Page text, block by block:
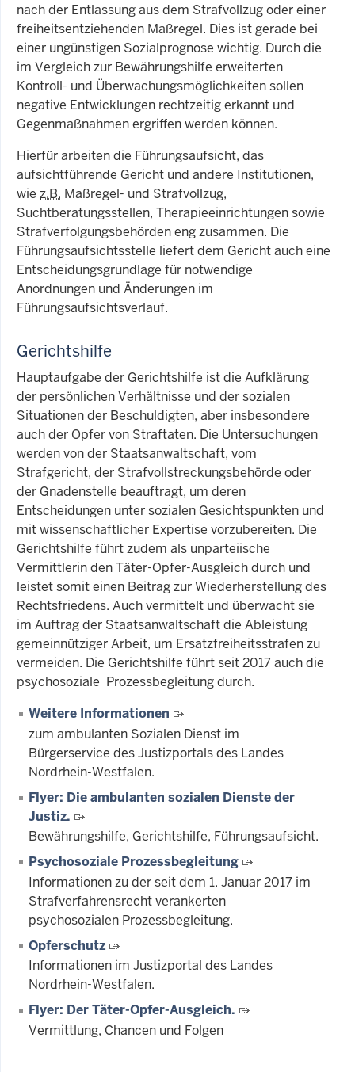
nach der Entlassung aus dem Strafvollzug oder einer
freiheitsentziehenden Maßregel. Dies ist gerade bei
einer ungünstigen Sozialprognose wichtig. Durch die
im Vergleich zur Bewährungshilfe erweiterten
Kontroll- und Überwachungsmöglichkeiten sollen
negative Entwicklungen rechtzeitig erkannt und
Gegenmaßnahmen ergriffen werden können.
Hierfür arbeiten die Führungsaufsicht, das
aufsichtführende Gericht und andere Institutionen,
wie z.B. Maßregel- und Strafvollzug,
Suchtberatungsstellen, Therapieeinrichtungen sowie
Strafverfolgungsbehörden eng zusammen. Die
Führungsaufsichtsstelle liefert dem Gericht auch eine
Entscheidungsgrundlage für notwendige
Anordnungen und Änderungen im
Führungsaufsichtsverlauf.
Gerichtshilfe
Hauptaufgabe der Gerichtshilfe ist die Aufklärung
der persönlichen Verhältnisse und der sozialen
Situationen der Beschuldigten, aber insbesondere
auch der Opfer von Straftaten. Die Untersuchungen
werden von der Staatsanwaltschaft, vom
Strafgericht, der Strafvollstreckungsbehörde oder
der Gnadenstelle beauftragt, um deren
Entscheidungen unter sozialen Gesichtspunkten und
mit wissenschaftlicher Expertise vorzubereiten. Die
Gerichtshilfe führt zudem als unparteiische
Vermittlerin den Täter-Opfer-Ausgleich durch und
leistet somit einen Beitrag zur Wiederherstellung des
Rechtsfriedens. Auch vermittelt und überwacht sie
im Auftrag der Staatsanwaltschaft die Ableistung
gemeinnütziger Arbeit, um Ersatzfreiheitsstrafen zu
vermeiden. Die Gerichtshilfe führt seit 2017 auch die
psychosoziale Prozessbegleitung durch.
Weitere Informationen
zum ambulanten Sozialen Dienst im
Bürgerservice des Justizportals des Landes
Nordrhein-Westfalen.
Flyer: Die ambulanten sozialen Dienste der
Justiz.
Bewährungshilfe, Gerichtshilfe, Führungsaufsicht.
Psychosoziale Prozessbegleitung
Informationen zu der seit dem 1. Januar 2017 im
Strafverfahrensrecht verankerten
psychosozialen Prozessbegleitung.
Opferschutz
Informationen im Justizportal des Landes
Nordrhein-Westfalen.
Flyer: Der Täter-Opfer-Ausgleich.
Vermittlung, Chancen und Folgen